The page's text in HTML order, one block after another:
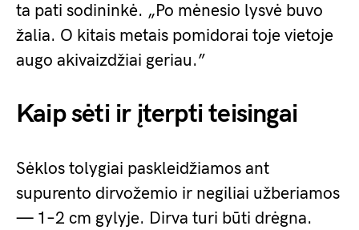
ta pati sodininkė. „Po mėnesio lysvė buvo
žalia. O kitais metais pomidorai toje vietoje
augo akivaizdžiai geriau.”
Kaip sėti ir įterpti teisingai
Sėklos tolygiai paskleidžiamos ant
supurento dirvožemio ir negiliai užberiamos
— 1–2 cm gylyje. Dirva turi būti drėgna.